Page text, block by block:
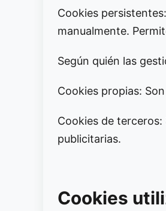
Cookies
manualmente.
Según quién las
Cookies propias:
Cookies de
publicitarias.
Cookies